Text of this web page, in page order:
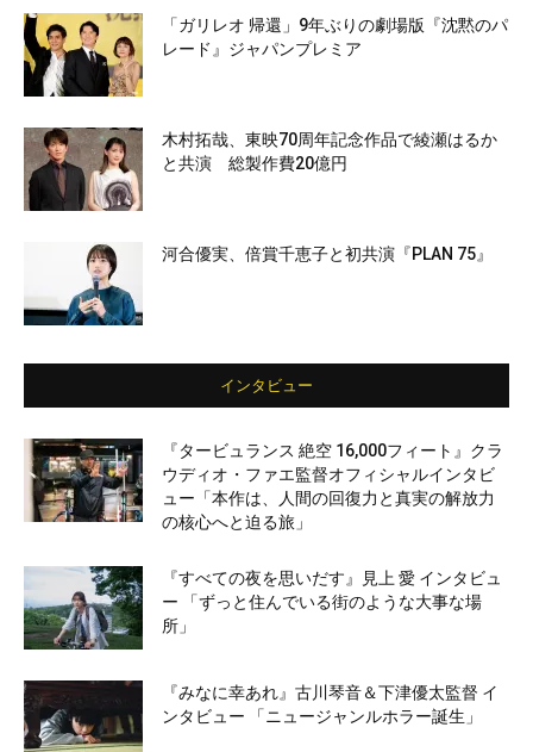
「ガリレオ 帰還」9年ぶりの劇場版『沈黙のパ
レード』ジャパンプレミア
木村拓哉、東映70周年記念作品で綾瀬はるか
と共演 総製作費20億円
河合優実、倍賞千恵子と初共演『PLAN 75』
インタビュー
『タービュランス 絶空 16,000フィート』クラ
ウディオ・ファエ監督オフィシャルインタビ
ュー「本作は、人間の回復力と真実の解放力
の核心へと迫る旅」
『すべての夜を思いだす』見上 愛 インタビュ
ー 「ずっと住んでいる街のような大事な場
所」
『みなに幸あれ』古川琴音＆下津優太監督 イ
ンタビュー 「ニュージャンルホラー誕生」